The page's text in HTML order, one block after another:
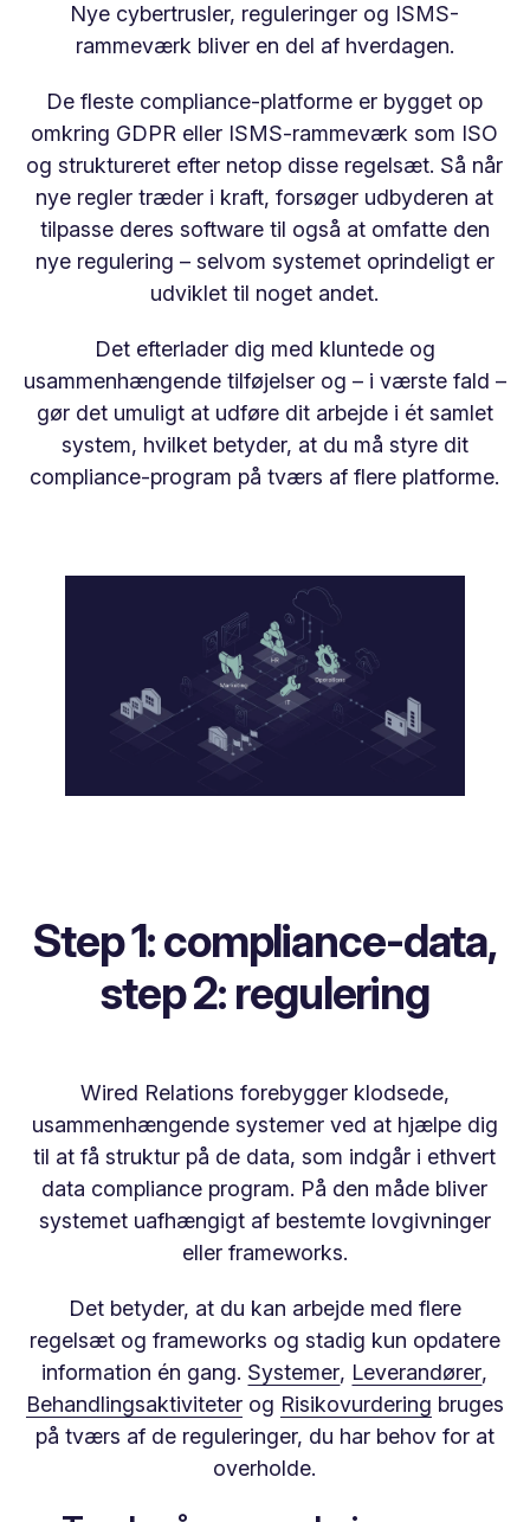
Nye cybertrusler, reguleringer og ISMS-
rammeværk bliver en del af hverdagen.
De fleste compliance-platforme er bygget op
omkring GDPR eller ISMS-rammeværk som ISO
og struktureret efter netop disse regelsæt. Så når
nye regler træder i kraft, forsøger udbyderen at
tilpasse deres software til også at omfatte den
nye regulering – selvom systemet oprindeligt er
udviklet til noget andet.
Det efterlader dig med kluntede og
usammenhængende tilføjelser og – i værste fald –
gør det umuligt at udføre dit arbejde i ét samlet
system, hvilket betyder, at du må styre dit
compliance-program på tværs af flere platforme.
Step 1: compliance-data,
step 2: regulering
Wired Relations forebygger klodsede,
usammenhængende systemer ved at hjælpe dig
til at få struktur på de data, som indgår i ethvert
data compliance program. På den måde bliver
systemet uafhængigt af bestemte lovgivninger
eller frameworks.
Det betyder, at du kan arbejde med flere
regelsæt og frameworks og stadig kun opdatere
information én gang. Systemer, Leverandører,
Behandlingsaktiviteterog Risikovurdering bruges
på tværs af de reguleringer, du har behov for at
overholde.